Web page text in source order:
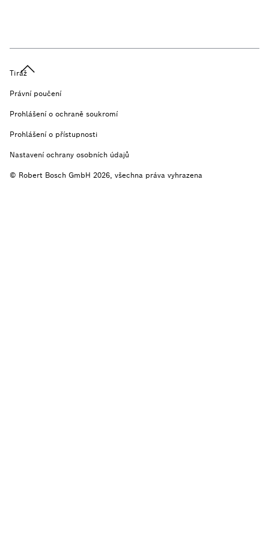
Tiráž
Právní poučení
Prohlášení o ochraně soukromí
Prohlášení o přístupnosti
Nastavení ochrany osobních údajů
© Robert Bosch GmbH 2026, všechna práva vyhrazena